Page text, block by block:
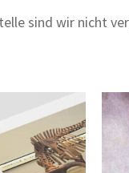
sind wir nicht